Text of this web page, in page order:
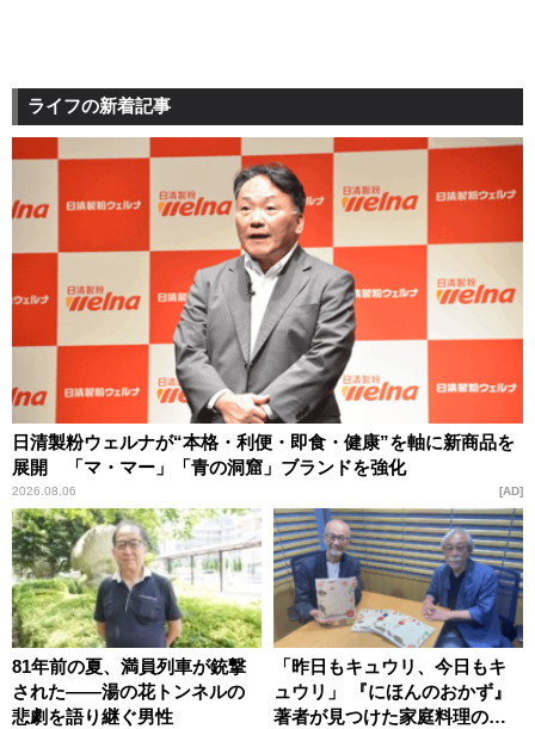
ライフの新着記事
日清製粉ウェルナが“本格・利便・即食・健康”を軸に新商品を
展開 「マ・マー」「青の洞窟」ブランドを強化
2026.08.06 AD
81年前の夏、満員列車が銃撃
された――湯の花トンネルの
悲劇を語り継ぐ男性
「昨日もキュウリ、今日もキ
ュウリ」 『にほんのおかず』
著者が見つけた家庭料理の知